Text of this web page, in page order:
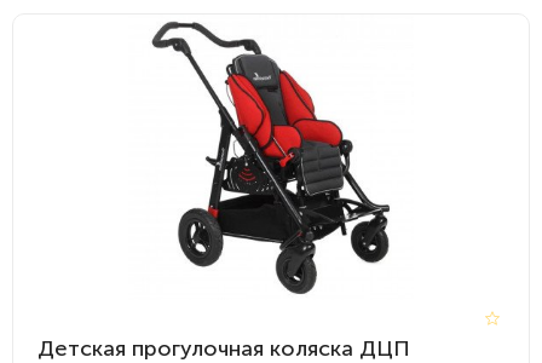
Детская прогулочная коляска ДЦП